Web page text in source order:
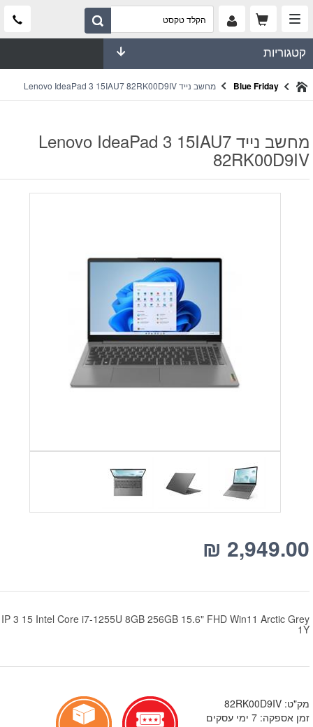
קטגוריות
Blue Friday מחשב נייד Lenovo IdeaPad 3 15IAU7 82RK00D9IV
מחשב נייד Lenovo IdeaPad 3 15IAU7
82RK00D9IV
2,949.00
₪
IP 3 15 Intel Core i7-1255U 8GB 256GB 15.6" FHD Win11 Arctic Grey
1Y
מק"ט: 82RK00D9IV
זמן אספקה: 7 ימי עסקים